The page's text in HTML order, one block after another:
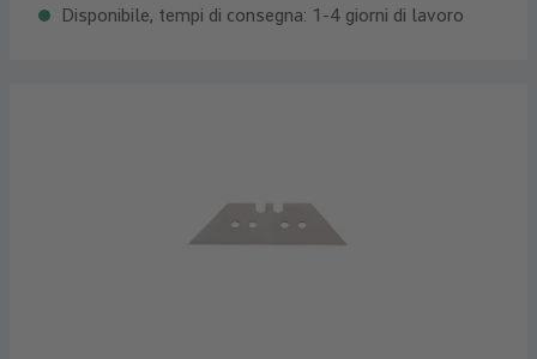
Disponibile, tempi di consegna: 1-4 giorni di lavoro